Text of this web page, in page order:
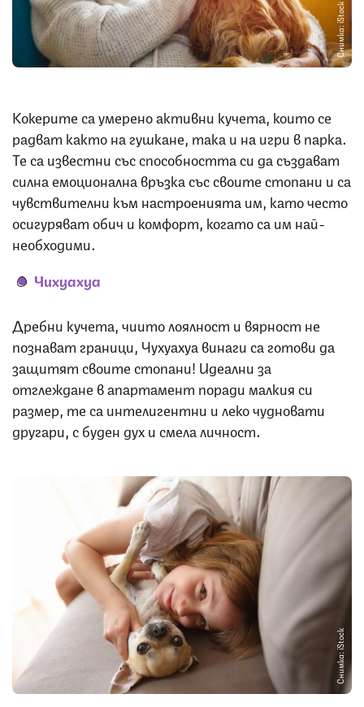
Снимка: iStock
Кокерите са умерено активни кучета, които се
радват както на гушкане, така и на игри в парка.
Те са известни със способността си да създават
силна емоционална връзка със своите стопани и са
чувствителни към настроенията им, като често
осигуряват обич и комфорт, когато са им най-
необходими.
Чихуахуа
Дребни кучета, чиито лоялност и вярност не
познават граници, Чухуахуа винаги са готови да
защитят своите стопани! Идеални за
отглеждане в апартамент поради малкия си
размер, те са интелигентни и леко чудновати
другари, с буден дух и смела личност.
Снимка: iStock